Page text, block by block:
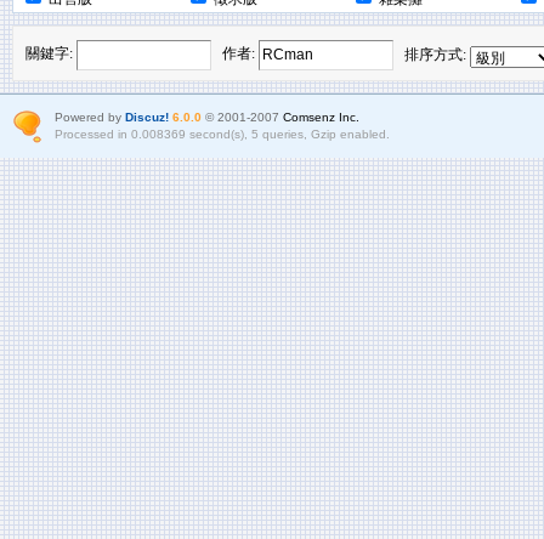
關鍵字: 作者: 排序方式:
Powered by Discuz! 6.0.0© 2001-2007 Comsenz Inc.
Processed in 0.008369 second(s), 5 queries, Gzip enabled.